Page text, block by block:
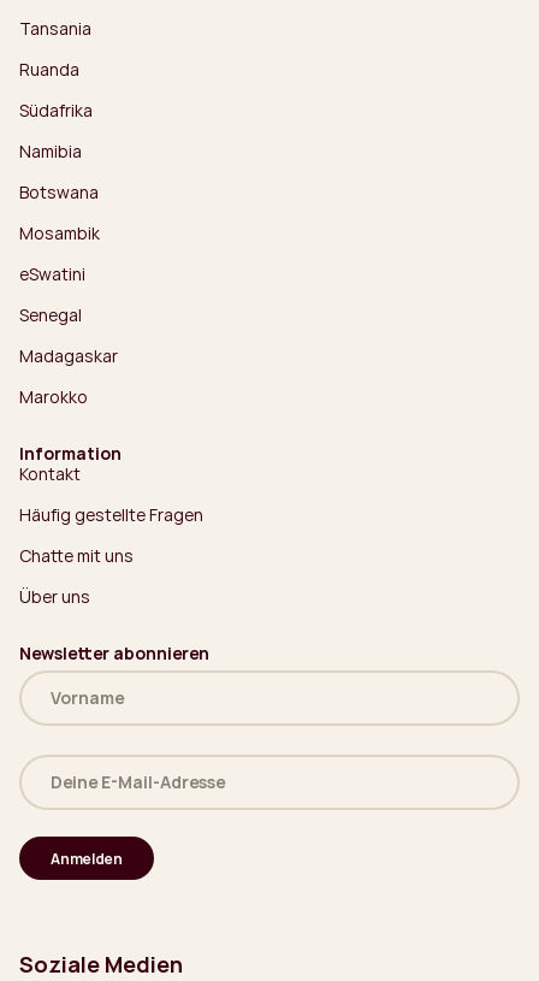
Tansania
Ruanda
Südafrika
Namibia
Botswana
Mosambik
eSwatini
Senegal
Madagaskar
Marokko
Information
Kontakt
Häufig gestellte Fragen
Chatte mit uns
Über uns
Newsletter abonnieren
Name
(erforderlich)
Deine
E-
Mail-
(erforderlich)
Soziale Medien